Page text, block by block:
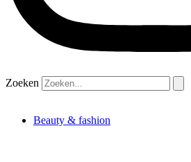
Zoeken
Beauty & fashion